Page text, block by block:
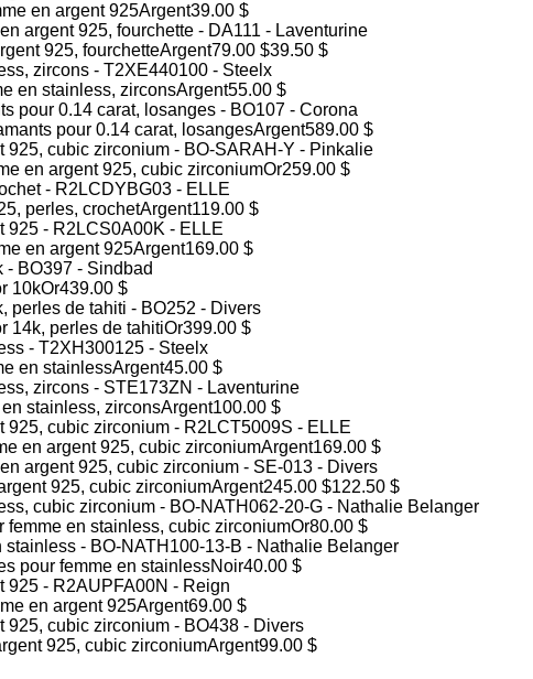
en argent 925Argent39.00 $
925, fourchetteArgent79.00 $39.50 $
en stainless, zirconsArgent55.00 $
pour 0.14 carat, losangesArgent589.00 $
en argent 925, cubic zirconiumOr259.00 $
perles, crochetArgent119.00 $
en argent 925Argent169.00 $
10kOr439.00 $
14k, perles de tahitiOr399.00 $
en stainlessArgent45.00 $
stainless, zirconsArgent100.00 $
en argent 925, cubic zirconiumArgent169.00 $
925, cubic zirconiumArgent245.00 $122.50 $
femme en stainless, cubic zirconiumOr80.00 $
pour femme en stainlessNoir40.00 $
en argent 925Argent69.00 $
925, cubic zirconiumArgent99.00 $